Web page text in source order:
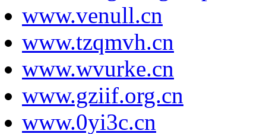
www.venull.cn
www.tzqmvh.cn
www.wvurke.cn
www.gziif.org.cn
www.0yi3c.cn